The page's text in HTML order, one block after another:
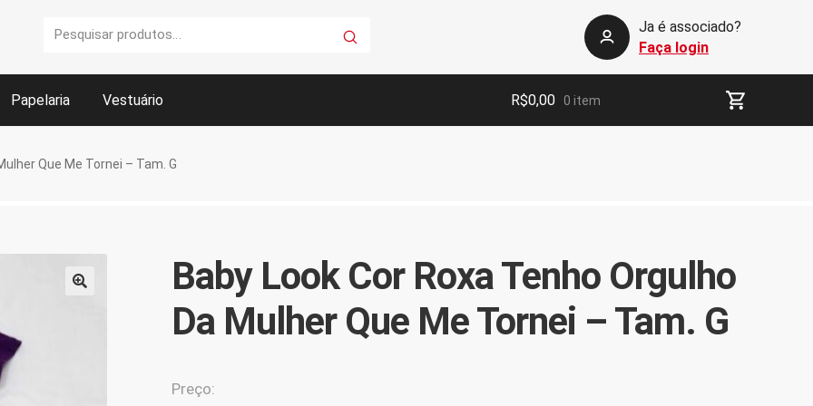
Pesquisar
Pesquisar
Ja é associado?
Faça login
Papelaria Vestuário R$0,00 0 item
Que Me Tornei – Tam. G
Baby Look Cor Roxa Tenho Orgulho
Da Mulher Que Me Tornei – Tam. G
Preço: